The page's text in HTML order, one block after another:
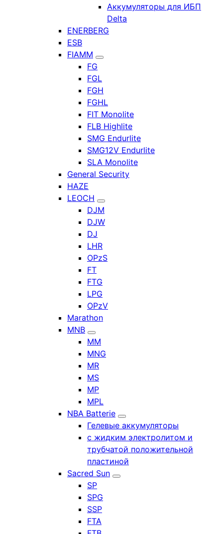
Аккумуляторы для ИБП
Delta
ENERBERG
ESB
FIAMM
FG
FGL
FGH
FGHL
FIT Monolite
FLB Highlite
SMG Endurlite
SMG12V Endurlite
SLA Monolite
General Security
HAZE
LEOCH
DJM
DJW
DJ
LHR
OPzS
FT
FTG
LPG
OPzV
Marathon
MNB
MM
MNG
MR
MS
MP
MPL
NBA Batterie
Гелевые аккумуляторы
с жидким электролитом и
трубчатой положительной
пластиной
Sacred Sun
SP
SPG
SSP
FTA